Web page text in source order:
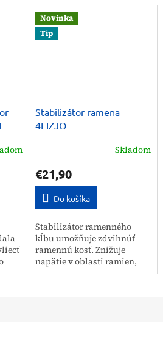
Novinka
Tip
Stabilizátor ramena
4FIZJO
Skladom
€21,90
Do košíka
Stabilizátor ramenného
kĺbu umožňuje zdvihnúť
ramennú kosť. Znižuje
napätie v oblasti ramien,